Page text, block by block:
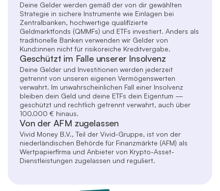
Deine Gelder werden gemäß der von dir gewählten
Strategie in sichere Instrumente wie Einlagen bei
Zentralbanken, hochwertige qualifizierte
Geldmarktfonds (QMMFs) und ETFs investiert. Anders als
traditionelle Banken verwenden wir Gelder von
Kund:innen nicht für risikoreiche Kreditvergabe.
Geschützt im Falle unserer Insolvenz
Deine Gelder und Investitionen werden jederzeit
getrennt von unseren eigenen Vermögenswerten
verwahrt. Im unwahrscheinlichen Fall einer Insolvenz
bleiben dein Geld und deine ETFs dein Eigentum —
geschützt und rechtlich getrennt verwahrt, auch über
100.000 € hinaus.
Von der AFM zugelassen
Vivid Money B.V., Teil der Vivid-Gruppe, ist von der
niederländischen Behörde für Finanzmärkte (AFM) als
Wertpapierfirma und Anbieter von Krypto-Asset-
Dienstleistungen zugelassen und reguliert.